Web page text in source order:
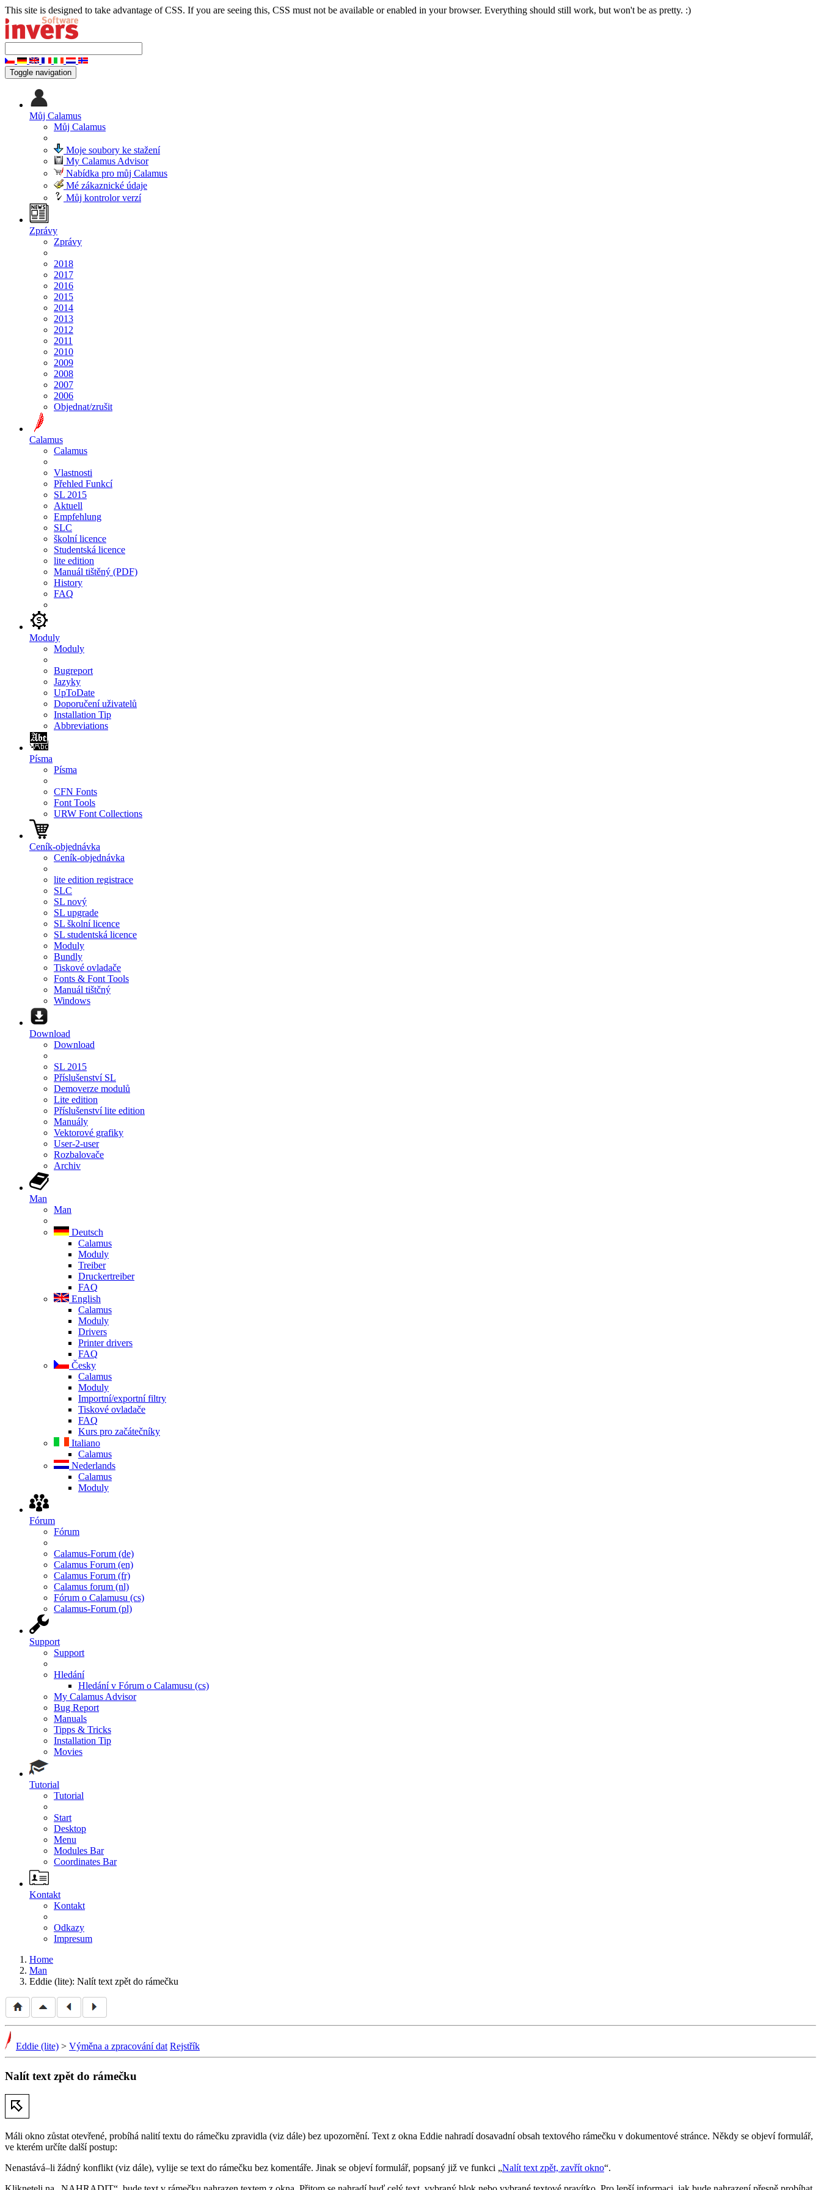
This site is designed to take advantage of CSS. If you are seeing this, CSS must not be available or enabled in your browser. Everything should still work, but won't be as pretty. :)
Toggle navigation
Můj Calamus
Můj Calamus
Moje soubory ke stažení
My Calamus Advisor
Nabídka pro můj Calamus
Mé zákaznické údaje
Můj kontrolor verzí
Zprávy
Zprávy
2018
2017
2016
2015
2014
2013
2012
2011
2010
2009
2008
2007
2006
Objednat/zrušit
Calamus
Calamus
Vlastnosti
Přehled Funkcí
SL 2015
Aktuell
Empfehlung
SLC
školní licence
Studentská licence
lite edition
Manuál tištěný (PDF)
History
FAQ
Moduly
Moduly
Bugreport
Jazyky
UpToDate
Doporučení uživatelů
Installation Tip
Abbreviations
Písma
Písma
CFN Fonts
Font Tools
URW Font Collections
Ceník-objednávka
Ceník-objednávka
lite edition registrace
SLC
SL nový
SL upgrade
SL školní licence
SL studentská licence
Moduly
Bundly
Tiskové ovladače
Fonts & Font Tools
Manuál tištčný
Windows
Download
Download
SL 2015
Příslušenství SL
Demoverze modulů
Lite edition
Příslušenství lite edition
Manuály
Vektorové grafiky
User-2-user
Rozbalovače
Archiv
Man
Man
Deutsch
Calamus
Moduly
Treiber
Druckertreiber
FAQ
English
Calamus
Moduly
Drivers
Printer drivers
FAQ
Česky
Calamus
Moduly
Importní/exportní filtry
Tiskové ovladače
FAQ
Kurs pro začátečníky
Italiano
Calamus
Nederlands
Calamus
Moduly
Fórum
Fórum
Calamus-Forum (de)
Calamus Forum (en)
Calamus Forum (fr)
Calamus forum (nl)
Fórum o Calamusu (cs)
Calamus-Forum (pl)
Support
Support
Hledání
Hledání v Fórum o Calamusu (cs)
My Calamus Advisor
Bug Report
Manuals
Tipps & Tricks
Installation Tip
Movies
Tutorial
Tutorial
Start
Desktop
Menu
Modules Bar
Coordinates Bar
Kontakt
Kontakt
Odkazy
Impresum
Home
Man
Eddie (lite): Nalít text zpět do rámečku
Eddie (lite) > Výměna a zpracování dat Rejstřík
Nalít text zpět do rámečku
Má­li okno zůstat otevřené, probíhá nalití textu do rámečku zpravidla (viz dále) bez upozornění. Text z okna Eddie nahradí dosavadní obsah textového rámečku v dokumentové stránce. Někdy se objeví formulář,
ve kterém určíte další postup:
Nenastává–li žádný konflikt (viz dále), vylije se text do rámečku bez komentáře. Jinak se objeví formulář, popsaný již ve funkci
Nalít text zpět, zavřít okno .